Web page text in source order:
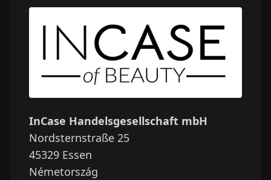
InCase Handelsgesellschaft mbH
Nordsternstraße 25
45329 Essen
Németország